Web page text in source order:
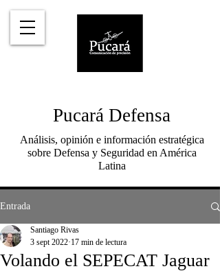
Pucará Defensa
Análisis, opinión e información estratégica
sobre Defensa y Seguridad en América
Latina
Entrada
Volando el SEPECAT Jaguar
Santiago Rivas
3 sept 2022 17 min de lectura